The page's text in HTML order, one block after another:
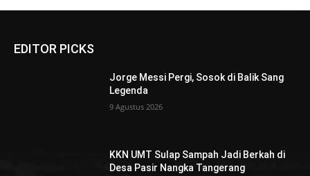
EDITOR PICKS
Jorge Messi Pergi, Sosok di Balik Sang
Legenda
9 Agustus 2026
KKN UMT Sulap Sampah Jadi Berkah di
Desa Pasir Nangka Tangerang